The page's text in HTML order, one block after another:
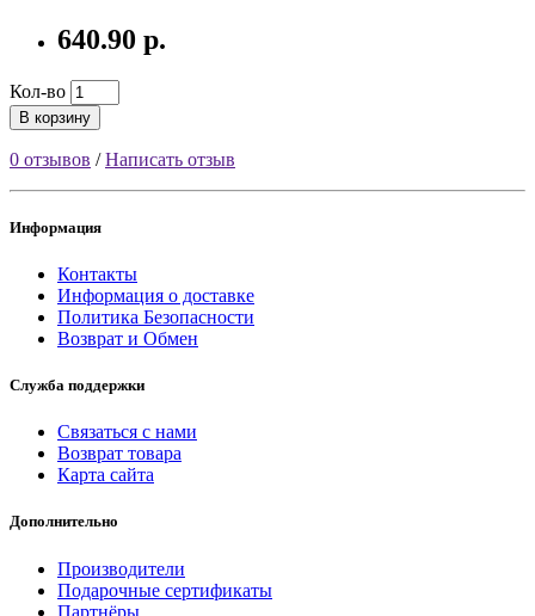
640.90 р.
Кол-во
В корзину
0 отзывов /Написать отзыв
Информация
Контакты
Информация о доставке
Политика Безопасности
Возврат и Обмен
Служба поддержки
Связаться с нами
Возврат товара
Карта сайта
Дополнительно
Производители
Подарочные сертификаты
Партнёры